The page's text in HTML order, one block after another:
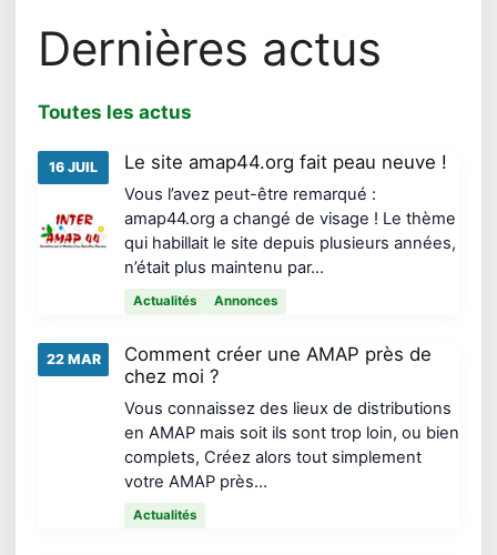
Dernières actus
Toutes les actus
16 JUIL Le site amap44.org fait peau neuve !
Vous l’avez peut-être remarqué :
amap44.org a changé de visage ! Le thème
qui habillait le site depuis plusieurs années,
n’était plus maintenu par…
Actualités Annonces
22 MAR
Comment créer une AMAP près de
chez moi ?
Vous connaissez des lieux de distributions
en AMAP mais soit ils sont trop loin, ou bien
complets, Créez alors tout simplement
votre AMAP près…
Actualités